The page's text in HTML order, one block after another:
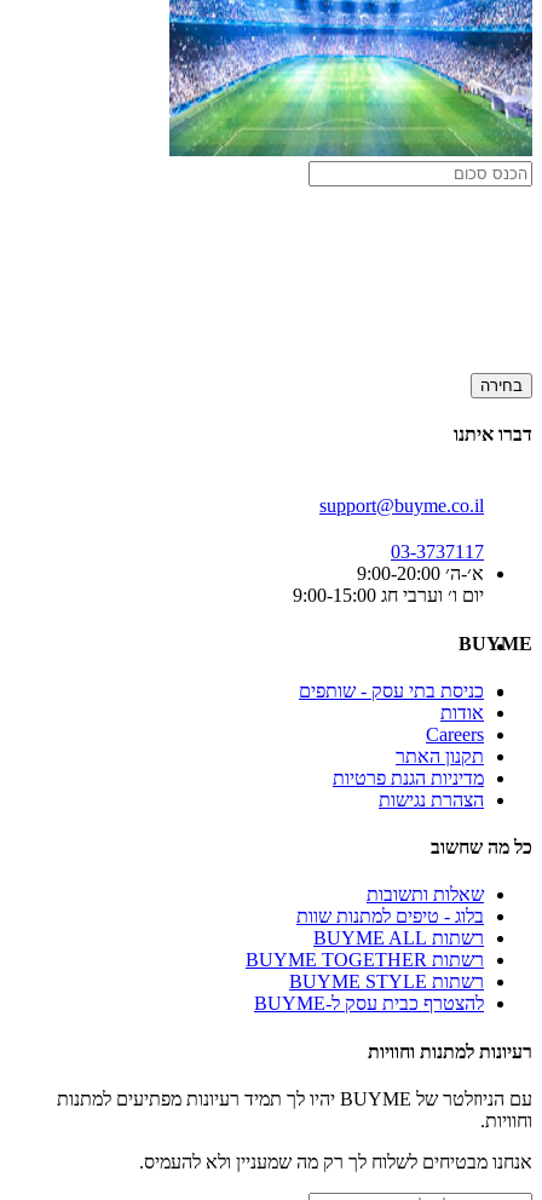
בחירה
דברו איתנו
support@buyme.co.il
03-3737117
א׳-ה׳ 9:00-20:00
יום ו׳ וערבי חג 9:00-15:00
BUYME
כניסת בתי עסק - שותפים
אודות
Careers
תקנון האתר
מדיניות הגנת פרטיות
הצהרת נגישות
כל מה שחשוב
שאלות ותשובות
בלוג - טיפים למתנות שוות
רשתות BUYME ALL
רשתות BUYME TOGETHER
רשתות BUYME STYLE
להצטרף כבית עסק ל-BUYME
רעיונות למתנות וחוויות
עם הניוזלטר של BUYME יהיו לך תמיד רעיונות מפתיעים למתנות
וחוויות.
אנחנו מבטיחים לשלוח לך רק מה שמעניין ולא להעמיס.